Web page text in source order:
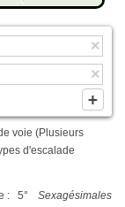
voie (Plusieurs
d'escalade
: 5°
Sexagésimales